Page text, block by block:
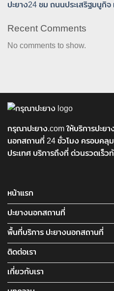
ปะยาง24 ชม ถนนประเสริฐมนูกิ
Recent Comments
No comments to show.
กรุณาปะยาง.com ให้บริการปะย
นอกสถานที่ 24 ชั่วโมง ครอบค
ประเทศ บริการถึงที่ ด่วนรวดเร็ว
หน้าแรก
ปะยางนอกสถานที่
พื้นที่บริการ ปะยางนอกสถานที่
ติดต่อเรา
เกี่ยวกับเรา